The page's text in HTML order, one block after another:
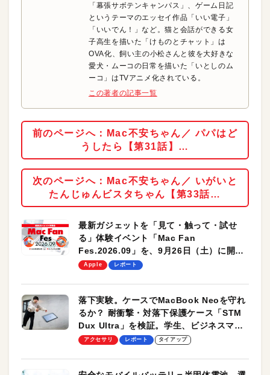
「幕張サボテンキャンパス」、ゲーム日記
というテーマのエッセイ作品「いい電子」
「いいでん！」など。猫と会話ができる女
子高生を描いた「けものとチャット」は
OVA化、飼い主の小松さんと彼を大好きな
愛犬・ムーコの日常を描いた「いとしのム
ーコ」はTVアニメ化されている。
この著者の記事一覧
前のページへ：Mac不安ちゃん／ パパはど
うしたら【第31話】…
次のページへ：Mac不安ちゃん／ いがいと
たんじゅんビスタちゃん【第33話…
最新ガジェットを「見て・触って・試せ
る」体験イベント「Mac Fan
Fes.2026.09」を、9月26日（土）に開催
します！
Apple レポート
落下実験。ケースでMacBook Neoを守れ
るか？ 耐衝撃・対落下保護ケース「STM
Dux Ultra」を検証。学生、ビジネスマン
のモバイルユースに最適！
アクセサリ レポート タイアップ